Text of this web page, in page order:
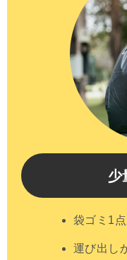
少
袋ゴミ1
運び出し